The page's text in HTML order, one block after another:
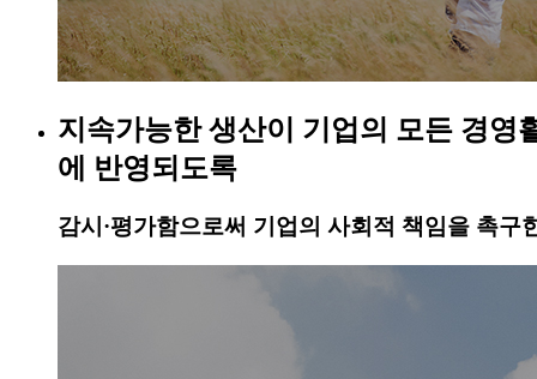
지속가능한 생산이 기업의 모든 경영
에 반영되도록
감시·평가함으로써 기업의 사회적 책임을 촉구